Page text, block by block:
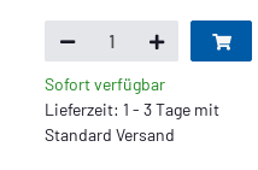
Sofort verfügbar
Lieferzeit: 1 - 3 Tage mit
Standard Versand